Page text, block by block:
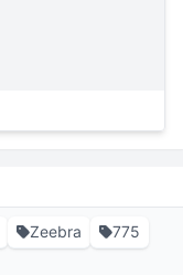
Zeebra
775